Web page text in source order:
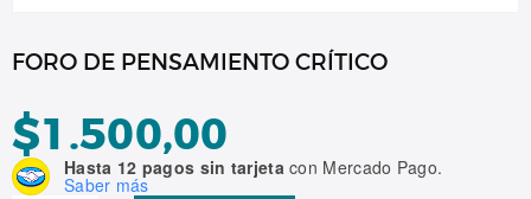
FORO DE PENSAMIENTO CRÍTICO
$1.500,00
Hasta 12 pagos sin tarjetacon Mercado Pago.
Saber más